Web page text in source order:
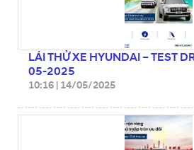
LÁI THỬ XE HYUNDAI – TEST
05-2025
10:16 | 14/05/2025